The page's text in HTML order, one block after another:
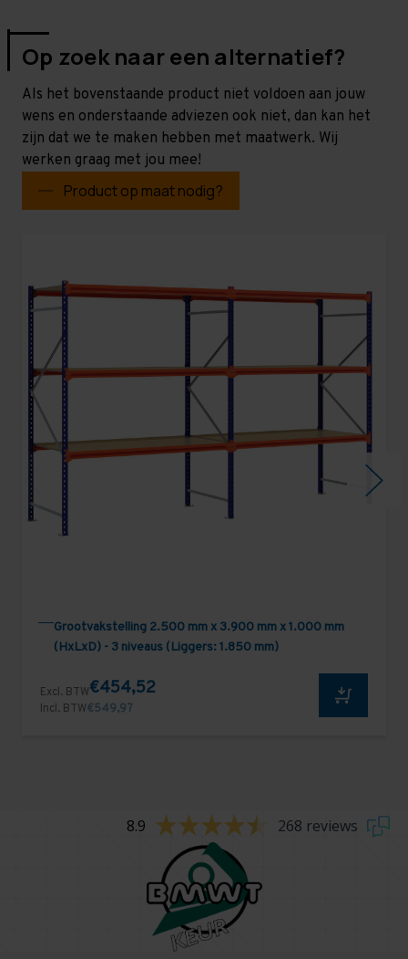
Op zoek naar een alternatief?
Als het bovenstaande product niet voldoen aan jouw
wens en onderstaande adviezen ook niet, dan kan het
zijn dat we te maken hebben met maatwerk. Wij
werken graag met jou mee!
Product op maat nodig?
Grootvakstelling 2.500 mm x 3.900 mm x 1.000 mm
(HxLxD) - 3 niveaus (Liggers: 1.850 mm)
Excl. BTW€454,52
Incl. BTW€549,97
8.9 268 reviews